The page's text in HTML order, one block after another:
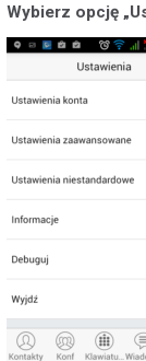
Wybierz opcję